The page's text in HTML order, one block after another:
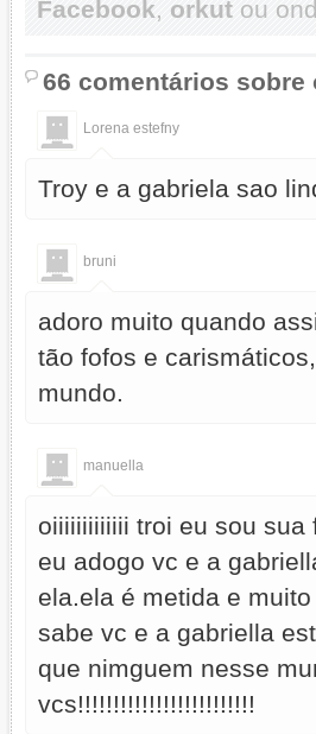
Facebook, orkut ou
66 comentários sobre
Lorena estefny
Troy e a gabriela sao
bruni
adoro muito quando
tão fofos e
mundo.
manuella
oiiiiiiiiiiiii troi eu sou sua
eu adogo vc e a
ela.ela é metida e
sabe vc e a gabriella
que nimguem nesse
vcs!!!!!!!!!!!!!!!!!!!!!!!!!